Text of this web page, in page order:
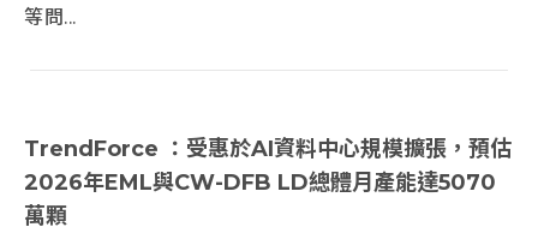
等問...
TrendForce ：受惠於AI資料中心規模擴張，預估
2026年EML與CW-DFB LD總體月產能達5070
萬顆